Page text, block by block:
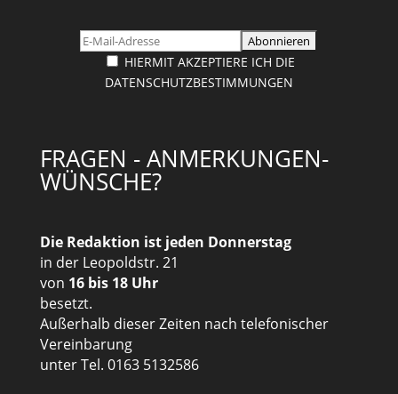
HIERMIT AKZEPTIERE ICH DIE
DATENSCHUTZBESTIMMUNGEN
FRAGEN - ANMERKUNGEN-
WÜNSCHE?
Die Redaktion ist jeden Donnerstag
in der Leopoldstr. 21
von 16 bis 18 Uhr
besetzt.
Außerhalb dieser Zeiten nach telefonischer
Vereinbarung
unter Tel. 0163 5132586